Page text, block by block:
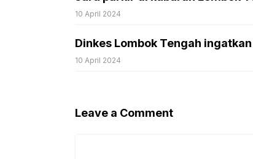
10 April 2024
Dinkes Lombok Tengah
10 April 2024
Leave a Comment